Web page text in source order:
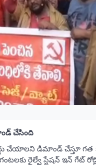
చేసింది
చేయాలని డిమాండ్ చేస్తూ గత
రైల్వే స్టేషన్ ఇన్ గేట్